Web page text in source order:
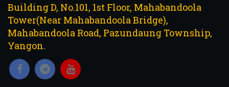
Building D, No.101, 1st Floor, Mahabandoola
Tower(Near Mahabandoola Bridge),
Mahabandoola Road, Pazundaung Township,
Yangon.